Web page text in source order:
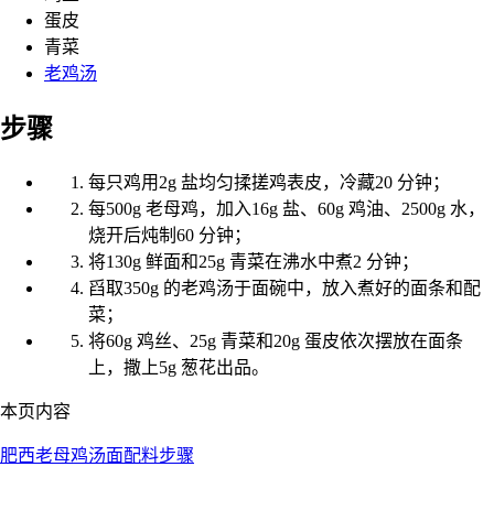
蛋皮
青菜
老鸡汤
步骤
每只鸡用2g 盐均匀揉搓鸡表皮，冷藏20 分钟；
每500g 老母鸡，加入16g 盐、60g 鸡油、2500g 水，
烧开后炖制60 分钟；
将130g 鲜面和25g 青菜在沸水中煮2 分钟；
舀取350g 的老鸡汤于面碗中，放入煮好的面条和配
菜；
将60g 鸡丝、25g 青菜和20g 蛋皮依次摆放在面条
上，撒上5g 葱花出品。
本页内容
肥西老母鸡汤面配料步骤